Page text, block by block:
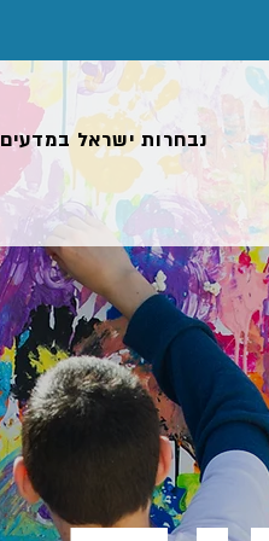
נבחרות ישראל במדעים